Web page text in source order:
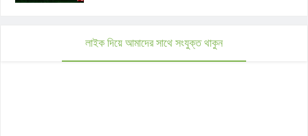
লাইক দিয়ে আমাদের সাথে সংযুক্ত থাকুন